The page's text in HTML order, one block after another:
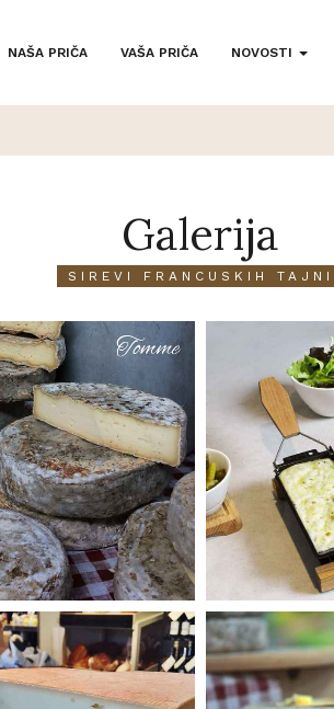
NAŠA PRIČA VAŠA PRIČA NOVOSTI
Galerija
SIREVI FRANCUSKIH TAJNI